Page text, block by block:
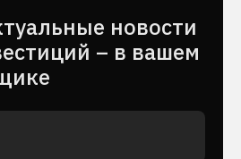
новости
– в вашем